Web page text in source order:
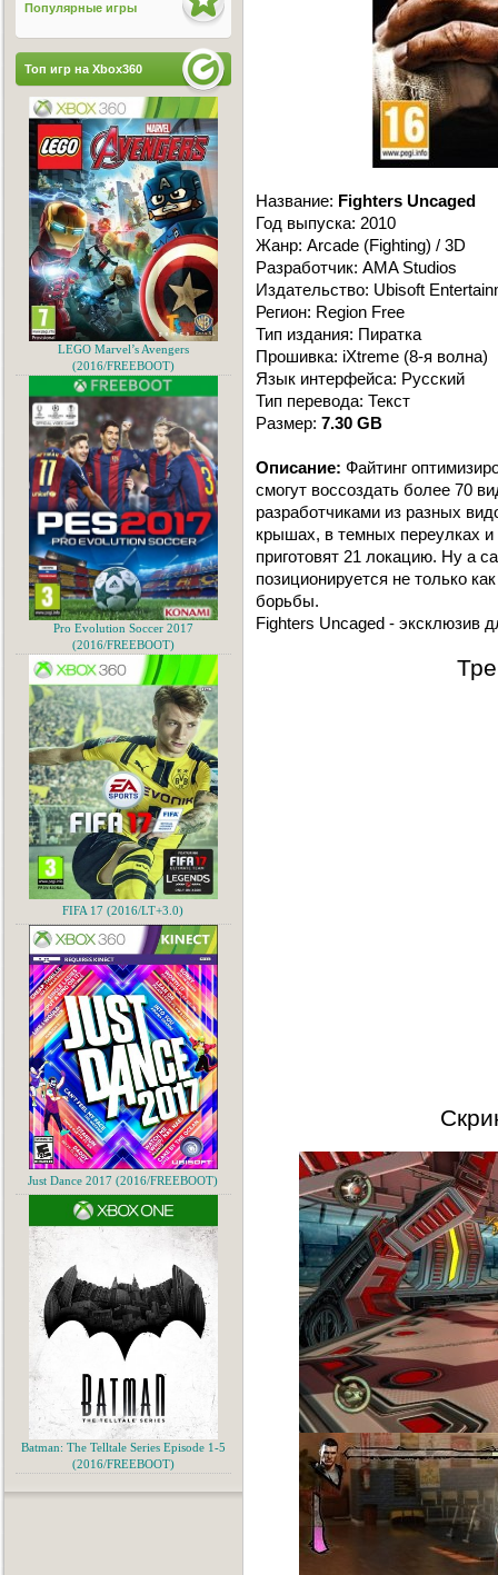
Название: Fighters Uncaged
Год выпуска: 2010
Жанр: Arcade (Fighting) / 3D
Разработчик: AMA Studios
Издательство: Ubisoft
Регион: Region Free
Тип издания: Пиратка
Прошивка: iXtreme (8-я волна)
Язык интерфейса: Русский
Тип перевода: Текст
Размер: 7.30 GB
Описание: Файтинг
смогут воссоздать более 70
разработчиками из разных
крышах, в темных переулках
приготовят 21 локацию. Ну а
позиционируется не только
борьбы.
Fighters Uncaged - эксклюзив
Популярные игры
Топ игр на Xbox360
LEGO Marvel’s Avengers
(2016/FREEBOOT)
Pro Evolution Soccer 2017
(2016/FREEBOOT)
FIFA 17 (2016/LT+3.0)
Just Dance 2017 (2016/FREEBOOT)
Batman: The Telltale Series Episode 1-5
(2016/FREEBOOT)